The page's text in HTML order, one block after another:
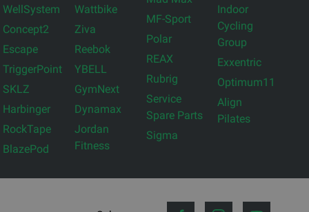
WellSystem
Concept2
Escape
TriggerPoint
SKLZ
Harbinger
RockTape
BlazePod
Wattbike
Ziva
Reebok
YBELL
GymNext
Dynamax
Jordan
Fitness
MF-Sport
Polar
REAX
Rubrig
Service
Spare Parts
Sigma
Indoor
Cycling
Group
Exxentric
Optimum11
Align
Pilates